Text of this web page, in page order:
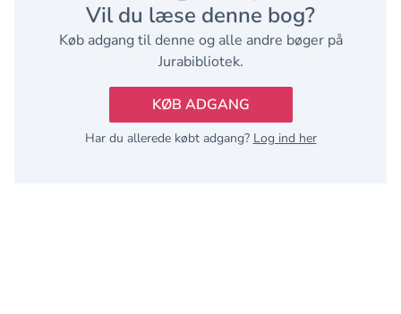
Vil du læse denne bog?
Køb adgang til denne og alle andre bøger på
Jurabibliotek.
KØB ADGANG
Har du allerede købt adgang? Log ind her